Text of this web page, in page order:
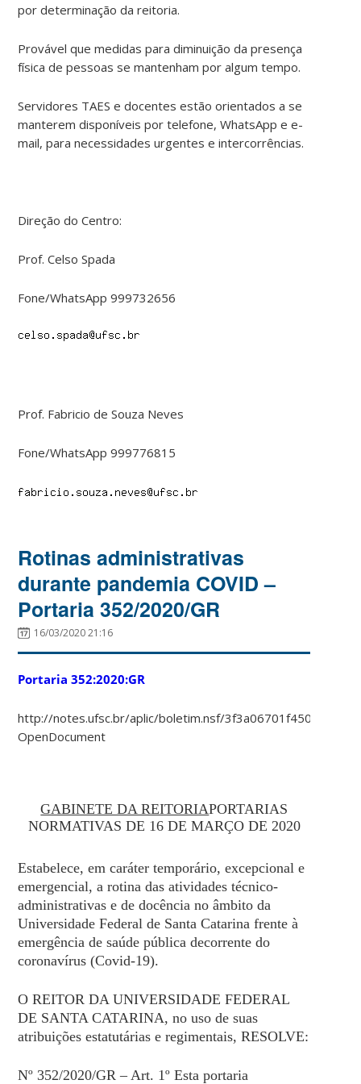
por determinação da reitoria.
Provável que medidas para diminuição da presença
física de pessoas se mantenham por algum tempo.
Servidores TAES e docentes estão orientados a se
manterem disponíveis por telefone, WhatsApp e e-
mail, para necessidades urgentes e intercorrências.
Direção do Centro:
Prof. Celso Spada
Fone/WhatsApp 999732656
Prof. Fabricio de Souza Neves
Fone/WhatsApp 999776815
Rotinas administrativas
durante pandemia COVID –
Portaria 352/2020/GR
16/03/2020 21:16
Portaria 352:2020:GR
http://notes.ufsc.br/aplic/boletim.nsf/
OpenDocument
GABINETE DA REITORIAPORTARIAS
NORMATIVAS DE 16 DE MARÇO DE 2020
Estabelece, em caráter temporário, excepcional e
emergencial, a rotina das atividades técnico-
administrativas e de docência no âmbito da
Universidade Federal de Santa Catarina frente à
emergência de saúde pública decorrente do
coronavírus (Covid-19).
O REITOR DA UNIVERSIDADE FEDERAL
DE SANTA CATARINA, no uso de suas
atribuições estatutárias e regimentais, RESOLVE:
Nº 352/2020/GR – Art. 1º Esta portaria